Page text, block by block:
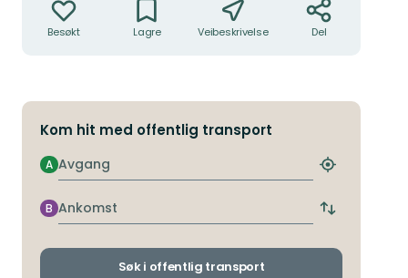
Besøkt Lagre Veibeskrivelse Del
Kom hit med offentlig transport
Avgang
A
Finn
holdeplass
Ankomst
B
Bytt
og
Søk i offentlig transport